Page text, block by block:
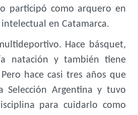
participó como arquero en
en Catamarca.
Hace básquet,
natación y también tiene
hace casi tres años que
Selección Argentina y tuvo
para cuidarlo como